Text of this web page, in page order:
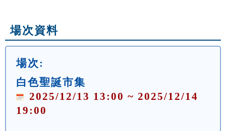
場次資料
場次:
白色聖誕市集
2025/12/13 13:00 ~ 2025/12/14
19:00